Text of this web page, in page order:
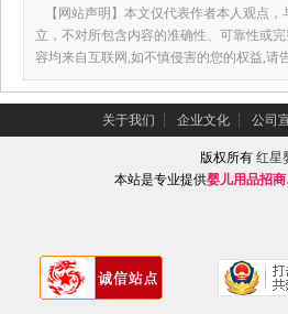
【网站声明】本文仅代表作者本人观点
立，不对所包含内容的准确性、可靠性或
容均来自互联网,如不慎侵害的您的权益,请
关于我们 ┆ 企业文化 ┆ 公司
版权所有红星
本站是专业提供婴儿用品招商